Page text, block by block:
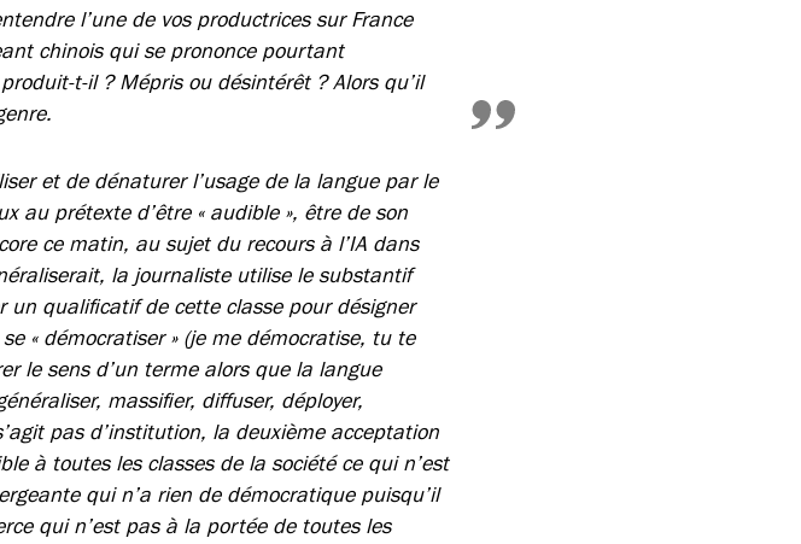
l’une de vos productrices sur France
chinois qui se prononce pourtant
t-il ? Mépris ou désintérêt ? Alors qu’il
et de dénaturer l’usage de la langue par le
au prétexte d’être « audible », être de son
ce matin, au sujet du recours à l’IA dans
la journaliste utilise le substantif
un qualificatif de cette classe pour désigner
« démocratiser » (je me démocratise, tu te
le sens d’un terme alors que la langue
massifier, diffuser, déployer,
pas d’institution, la deuxième acceptation
à toutes les classes de la société ce qui n’est
qui n’a rien de démocratique puisqu’il
qui n’est pas à la portée de toutes les